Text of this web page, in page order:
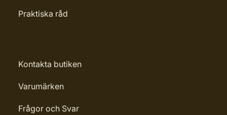
Praktiska råd
Kontakta butiken
Varumärken
Frågor och Svar